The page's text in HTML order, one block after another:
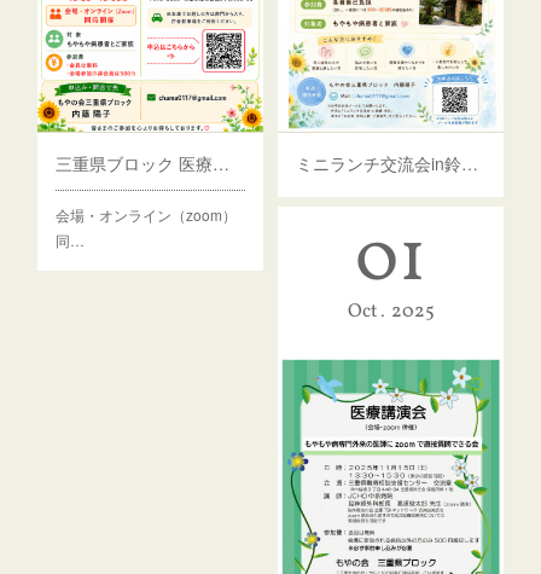
三重県ブロック 医療講演会 ９月５日
会場・オンライン（zoom）
同…
ミニランチ交流会in鈴鹿(三重県) 7月5日
01
Oct 2025